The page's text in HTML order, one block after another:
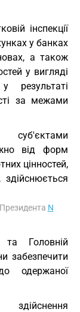
інспекції
у банках
а також
у вигляді
результаті
за межами
від форм
цінностей,
N
та Головній
забезпечити
одержаної